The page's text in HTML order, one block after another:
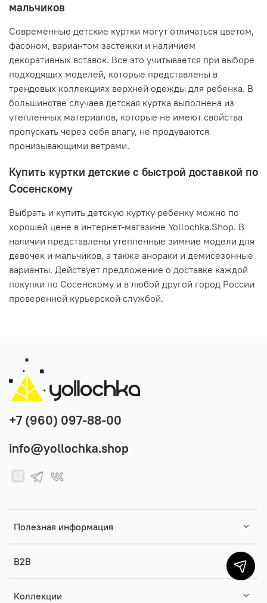
мальчиков
Современные детские куртки могут отличаться цветом,
фасоном, вариантом застежки и наличием
декоративных вставок. Все это учитывается при выборе
подходящих моделей, которые представлены в
трендовых коллекциях верхней одежды для ребенка. В
большинстве случаев детская куртка выполнена из
утепленных материалов, которые не имеют свойства
пропускать через себя влагу, не продуваются
пронизывающими ветрами.
Купить куртки детские с быстрой доставкой по
Сосенскому
Выбрать и купить детскую куртку ребенку можно по
хорошей цене в интернет-магазине Yollochka.Shop. В
наличии представлены утепленные зимние модели для
девочек и мальчиков, а также анораки и демисезонные
варианты. Действует предложение о доставке каждой
покупки по Сосенскому и в любой другой город России
проверенной курьерской службой.
Полезная информация
B2B
Коллекции
+7 (960) 097-88-00
info@yollochka.shop